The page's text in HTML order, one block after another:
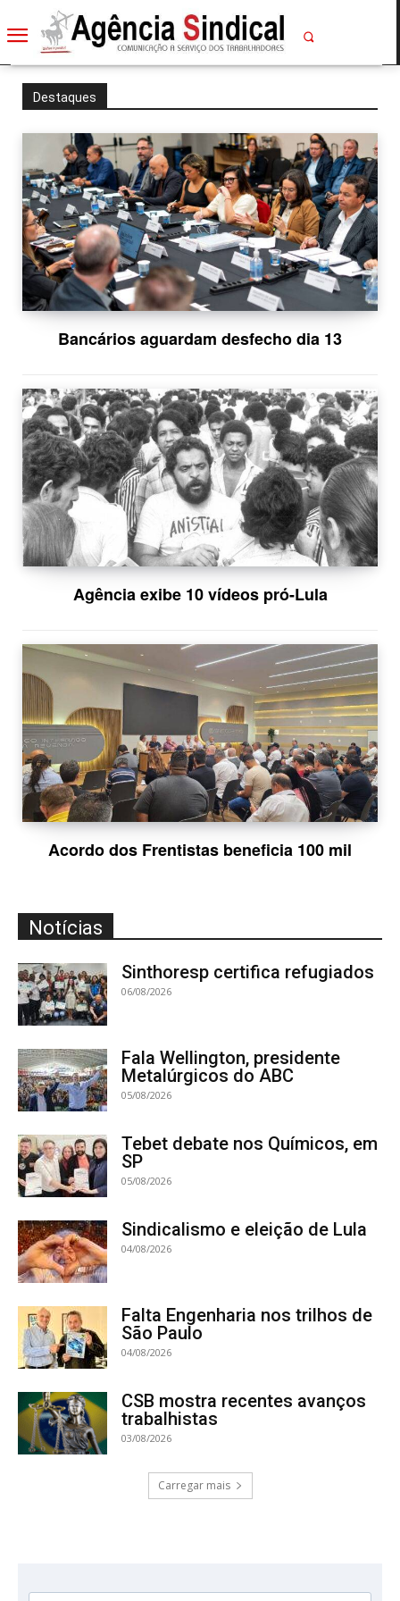
Destaques
Bancários aguardam desfecho dia 13
Agência exibe 10 vídeos pró-Lula
Acordo dos Frentistas beneficia 100 mil
Notícias
Sinthoresp certifica refugiados
06/08/2026
Fala Wellington, presidente
Metalúrgicos do ABC
05/08/2026
Tebet debate nos Químicos, em
SP
05/08/2026
Sindicalismo e eleição de Lula
04/08/2026
Falta Engenharia nos trilhos de
São Paulo
04/08/2026
CSB mostra recentes avanços
trabalhistas
03/08/2026
Carregar mais